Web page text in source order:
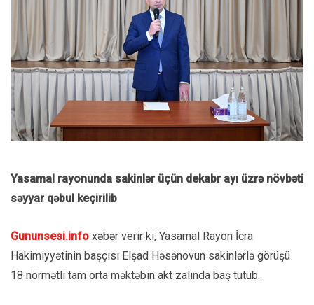
Yasamal rayonunda sakinlər üçün dekabr ayı üzrə növbəti
səyyar qəbul keçirilib
Gununsesi.info xəbər verir ki, Yasamal Rayon İcra
Hakimiyyətinin başçısı Elşad Həsənovun sakinlərlə görüşü
18 nörmətli tam orta məktəbin akt zalında baş tutub.